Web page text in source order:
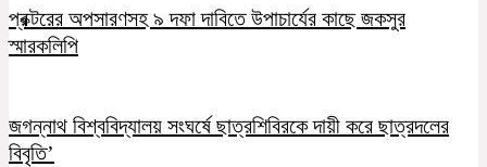
প্রক্টরের অপসারণসহ ৯ দফা দাবিতে উপাচার্যের কাছে জকসুর
স্মারকলিপি
জগন্নাথ বিশ্ববিদ্যালয় সংঘর্ষে ছাত্রশিবিরকে দায়ী করে ছাত্রদলের
বিবৃতি’